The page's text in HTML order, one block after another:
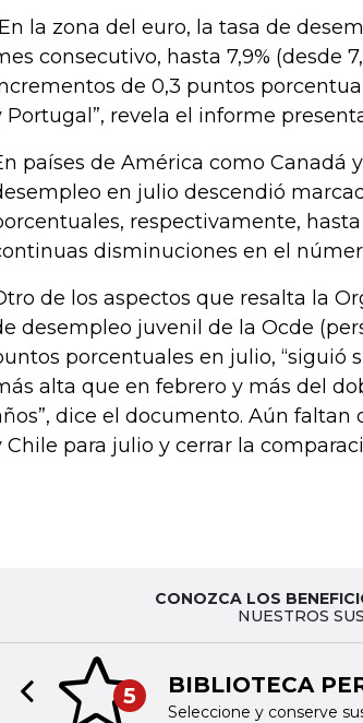
la zona del euro, la tasa de
consecutivo, hasta 7,9% (desde
de 0,3 puntos
Portugal”, revela el informe
países de América como Canadá
en julio descendió
respectivamente, hasta
disminuciones en el
de los aspectos que resalta la
desempleo juvenil de la Ocde
porcentuales en julio, “siguió
alta que en febrero y más del
dice el documento. Aún faltan
Chile para julio y cerrar la
CONOZCA LOS
NUESTROS
5 BIBLIOTECA
Seleccione y conserve
Previous slide